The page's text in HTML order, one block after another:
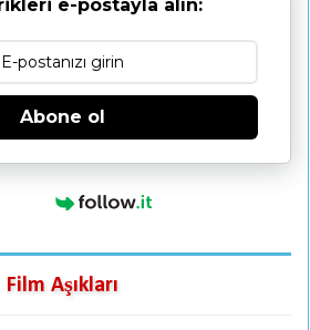
e-postayla alın:
Abone ol
Film Aşıkları